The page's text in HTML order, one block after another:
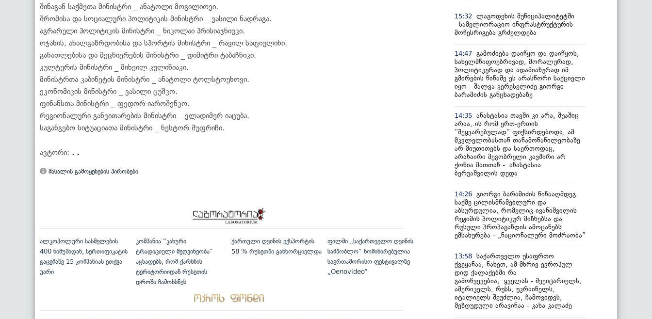
შინაგან საქმეთა მინისტრი _ ანატოლი მოგილიოვი.
შრომისა და სოციალური პოლიტიკის მინისტრი _ ვასილი ნადრაგა.
აგრარული პოლიტიკის მინისტრი _ ნიკოლაი პრისიაჯნიუკი.
ოჯახის, ახალგაზრდობისა და სპორტის მინისტრი _ რავილ საფიულინი.
განათლებისა და მეცნიერების მინისტრი _ დიმიტრი ტაბაჩნიკი.
კულტურის მინისტრი _ მიხეილ კულინიაკი.
მინისტრთა კაბინეტის მინისტრი _ ანატოლი ტოლსტოუხოვი.
ეკონომიკის მინისტრი _ ვასილი ცუშკო.
ფინანსთა მინისტრი _ ფედორ იაროშენკო.
რეგიონალური განვითარების მინისტრი _ ვლადიმერ იაცუბა.
საგანგებო სიტუაციათა მინისტრი _ ნესტორ შუფრიჩი.
ავტორი: . .
მასალის გამოყენების პირობები
ალკოჰოლური სასმელების
400 ნიმუშიდან, სერთიფიკატის
გაცემაზე 15 კომპანიას ეთქვა
უარი
კომპანია “კახური
ტრადიციული მეღვინეობა”
აცხადებს, რომ ქარხნის
ტერიტორიიდან რუსეთის
დროშა ჩამოხსნეს
ქართული ღვინის ექსპორტის
58 % რუსეთში განხორციელდა
ფილმი „საქართველო ღვინის
სამშობლო“ ნომინირებულია
საერთაშორისო ფესტივალზე
„Oenovideo“
15:32
ლაგოდეხის მუნიციპალიტეტში
სამელიორაციო ინფრასტრუქტურის
მოწესრიგება გრძელდება
14:47 გამოძიება დაიწყო და დაიწყოს,
სახელმწიფოებრივად, მორალურად,
პოლიტიკურად და ადამიანურად იმ
გმირების წინაშე ეს არასწორი საქციელი
იყო - შალვა კერესელიძე გიორგი
ბარამიძის განცხადებაზე
14:35 ანასტასია თავში კი არა, შუაშიც
არაა,.ის რომ ერთ-ერთის
“შეყვარებულად” ფიქსირდებოდა, ამ
მკვლელობასთან თანამონაწილეობაზე
არ მიუთითებს და საერთოდაც,
არანაირი მეგობრული კავშირი არ
ქონია მათთან - ანასტასია
ბერუაშვილის დედა
14:26 გიორგი ბარამიძის წინააღმდეგ
საქმე ცილისმწამებლური და
აბსურდულია, რომელიც ივანიშვილის
რეჟიმის პოლიტიკურ მიზნებსა და
რუსული პროპაგანდის ამოცანებს
ემსახურება - „ნაციონალური მოძრაობა”
13:58 საქართველო უსაფრთო
ქვეყანაა, ნახეთ, ამ მხრივ ევროპულ
დიდ ქალაქებში რა
გამოწვევებია, ყველას - შვეიცარიელს,
ამერიკელს, რუსს, უკრაინელს,
იტალიელს შეუძლია, ჩამოვიდეს,
შეზღუდული არავინაა - კახა კალაძე